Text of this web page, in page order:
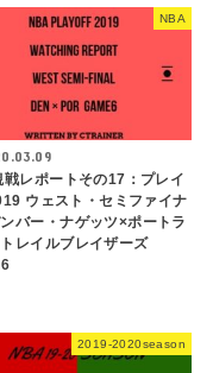
NBA
レポートその17：プレイ
ウェスト・セミファイナ
バー・ナゲッツ×ポートラ
レイルブレイザーズ
2019-2020season